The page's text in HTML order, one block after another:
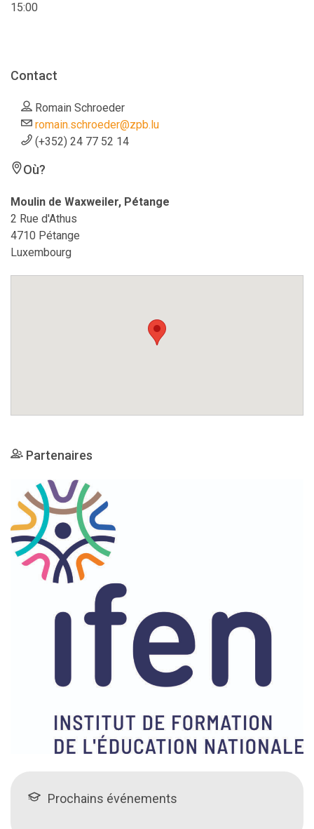
15:00
Contact
Romain Schroeder
romain.schroeder@zpb.lu
(+352) 24 77 52 14
Où?
Moulin de Waxweiler, Pétange
2 Rue d'Athus
4710 Pétange
Luxembourg
Partenaires
Prochains événements